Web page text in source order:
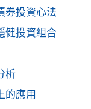
券投資心法
健投資組合
析
的應用